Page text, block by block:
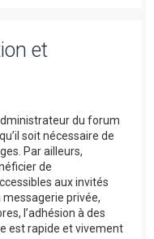
et
du forum
soit nécessaire de
Par ailleurs,
de
aux invités
privée,
l’adhésion à des
est rapide et vivement